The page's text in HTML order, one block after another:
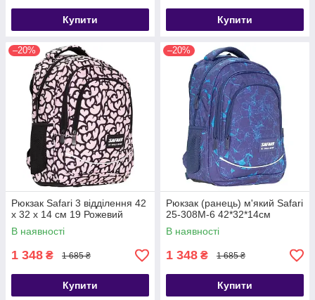
Купити Купити
–20%
Рюкзак Safari 3 відділення 42
x 32 x 14 см 19 Рожевий
В наявності
1 348 ₴ 1 685 ₴
Купити
–20%
Рюкзак (ранець) м'який Safari
25-308M-6 42*32*14см
В наявності
1 348 ₴ 1 685 ₴
Купити